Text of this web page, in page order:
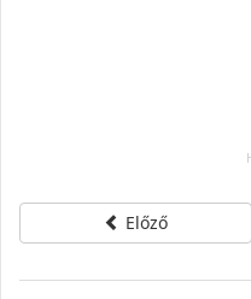
Előző